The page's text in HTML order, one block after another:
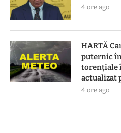
4 ore ago
HARTĂ
puternic
torențiale
actualizat
4 ore ago